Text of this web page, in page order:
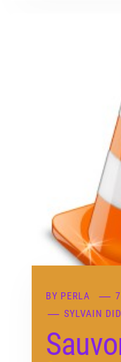
BY PERLA
SYLVAIN